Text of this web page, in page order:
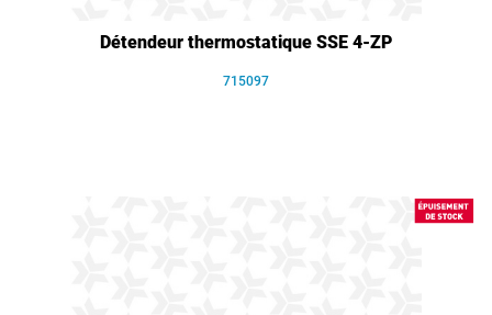
Détendeur thermostatique SSE 4-ZP
715097